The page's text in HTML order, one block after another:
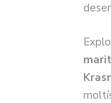
marit